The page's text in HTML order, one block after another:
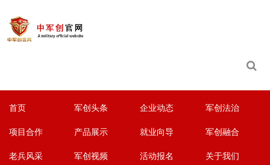
首页 军创头条 企业动态 军创法治
项目合作 产品展示 就业向导 军创融合
老兵风采 军创视频 活动报名 关于我们